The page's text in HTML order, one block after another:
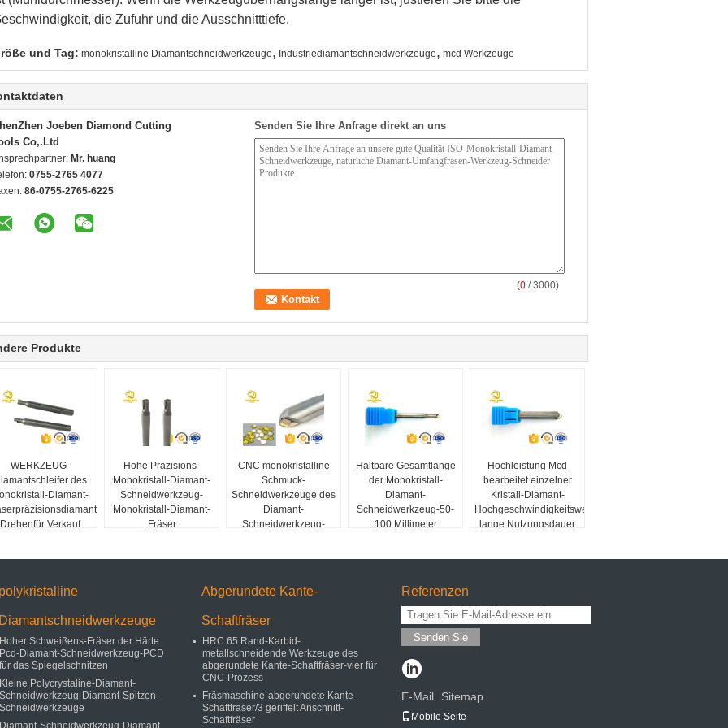
die Zufuhr und die Ausschnitttiefe.
und Tag: monokristalline Diamantschneidwerkzeuge, Industriediamantschneidwerkzeuge, mcd Werkzeuge
Joeben Diamond Cutting
Co,.Ltd
Mr. huang
0755-2765 4077
86-0755-2765-6225
Senden Sie Ihre Anfrage direkt an uns
(0 / 3000)
Produkte
WERKZEUG-
des
Diamant-
Drehenfür Verkauf
Hohe Präzisions-
Monokristall-Diamant-
Schneidwerkzeug-
Monokristall-Diamant-
Fräser
CNC monokristalline
Schmuck-
Schneidwerkzeuge des
Diamant-
Schneidwerkzeug-
Haltbare Gesamtlänge
der Monokristall-
Diamant-
Schneidwerkzeug-50-
100 Millimeter
Hochleistung Mcd
bearbeitet einzelner
Kristall-Diamant-
Hochgeschwindigkeitswerkzeug-
lange Nutzungsdauer
polykristalline
Diamantschneidwerkzeuge
Hoher Schweißens-Fräser der Härte
Pcd-Diamant-Schneidwerkzeug-PCD
für das Spiegelschnitzen
Kleine Polycrystaline-Diamant-
Schneidwerkzeug-Diamant-Spitzen-
Schneidwerkzeuge
Diamant-Schneidwerkzeug-Diamant
Abgerundete Kante-
Schaftfräser
HRC 65 Rand-Karbid-
metallschneidende Werkzeuge des
abgerundete Kante-Schaftfräser-vier für
CNC-Prozess
Fräsmaschine-abgerundete Kante-
Schaftfräser/3 geriffelt Anschnitt-
Schaftfräser
Referenzen
Senden Sie
E-Mail Sitemap
Mobile Seite